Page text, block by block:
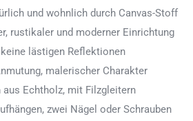
und wohnlich durch Canvas-Stoff
rustikaler und moderner Einrichtung
keine lästigen Reflektionen
malerischer Charakter
Echtholz, mit Filzgleitern
zwei Nägel oder Schrauben